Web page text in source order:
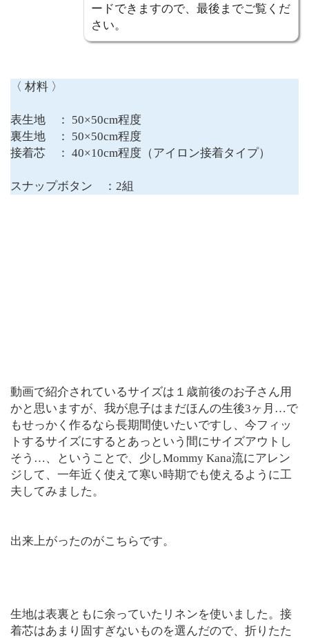
ードできますので、最後までご覧くだ
さい。
〈 材料 〉
表生地 ： 50×50cm程度
裏生地 ：
50×50cm程度
接着芯 ： 40×10cm程度（アイロン接着タイプ）
スナップボタン ：2組
動画で紹介されているサイズは１歳前後のお子さん用
かと思いますが、我が息子はまだほんの生後3ヶ月…で
もせっかく作るなら長期間使いたいですし、今フィッ
トするサイズにするとあっという間にサイズアウトし
そう…、ということで、少しMommy Kana流にアレン
ジして、一年近く使えて寒い時期でも使えるように工
夫してみました。
出来上がったのがこちらです。
生地は表裏ともに余っていたリネンを使いました。接
着芯はあまり固すぎないものを選んだので、折りたた